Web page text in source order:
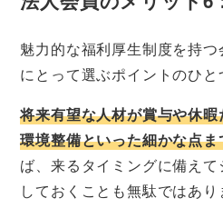
魅力的な福利厚生制度を持
にとって選ぶポイントのひと
将来有望な人材が賞与や休
環境整備といった細かな点
ば、来るタイミングに備え
しておくことも無駄ではあり